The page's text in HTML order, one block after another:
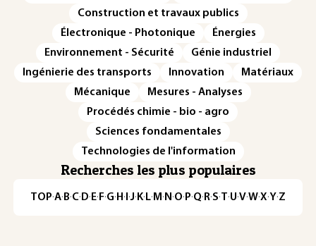
Construction et travaux publics
Électronique - Photonique
Énergies
Environnement - Sécurité
Génie industriel
Ingénierie des transports
Innovation
Matériaux
Mécanique
Mesures - Analyses
Procédés chimie - bio - agro
Sciences fondamentales
Technologies de l'information
Recherches les plus populaires
TOP·A·B·C· D· E· F·G· H · ·J· K· L· M · N ·O· P·Q· R·S·T·U·V·W·X·Y·Z